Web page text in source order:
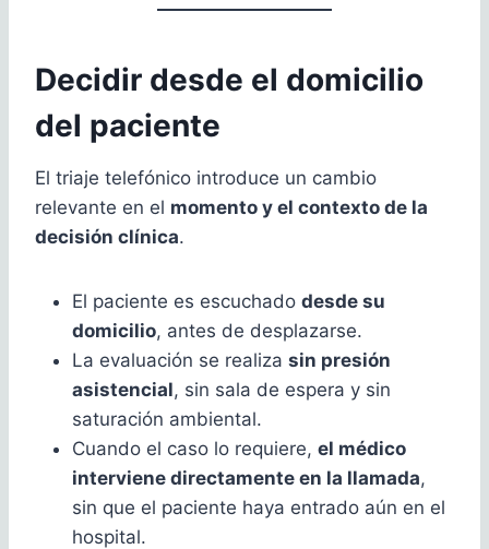
Decidir desde el domicilio
del paciente
El triaje telefónico introduce un cambio
relevante en el momento y el contexto de la
decisión clínica.
El paciente es escuchado desde su
domicilio, antes de desplazarse.
La evaluación se realiza sin presión
asistencial, sin sala de espera y sin
saturación ambiental.
Cuando el caso lo requiere, el médico
interviene directamente en la llamada,
sin que el paciente haya entrado aún en el
hospital.